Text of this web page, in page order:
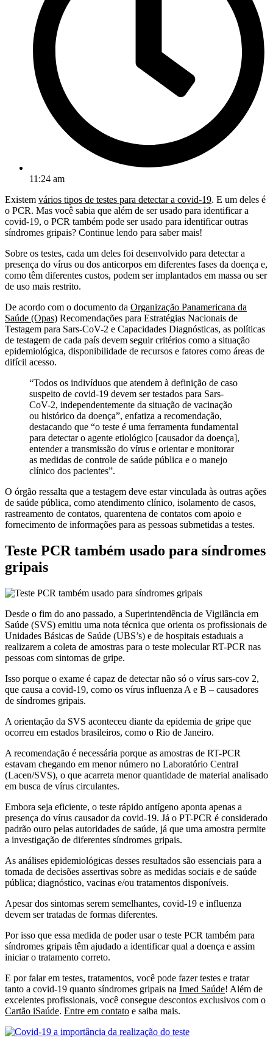
11:24 am
Existem vários tipos de testes para detectar a covid-19. E um deles é
o PCR. Mas você sabia que além de ser usado para identificar a
covid-19, o PCR também pode ser usado para identificar outras
síndromes gripais? Continue lendo para saber mais!
Sobre os testes, cada um deles foi desenvolvido para detectar a
presença do vírus ou dos anticorpos em diferentes fases da doença e,
como têm diferentes custos, podem ser implantados em massa ou ser
de uso mais restrito.
De acordo com o documento da Organização Panamericana da
Saúde (Opas) Recomendações para Estratégias Nacionais de
Testagem para Sars-CoV-2 e Capacidades Diagnósticas, as políticas
de testagem de cada país devem seguir critérios como a situação
epidemiológica, disponibilidade de recursos e fatores como áreas de
difícil acesso.
“Todos os indivíduos que atendem à definição de caso
suspeito de covid-19 devem ser testados para Sars-
CoV-2, independentemente da situação de vacinação
ou histórico da doença”, enfatiza a recomendação,
destacando que “o teste é uma ferramenta fundamental
para detectar o agente etiológico [causador da doença],
entender a transmissão do vírus e orientar e monitorar
as medidas de controle de saúde pública e o manejo
clínico dos pacientes”.
O órgão ressalta que a testagem deve estar vinculada às outras ações
de saúde pública, como atendimento clínico, isolamento de casos,
rastreamento de contatos, quarentena de contatos com apoio e
fornecimento de informações para as pessoas submetidas a testes.
Teste PCR também usado para síndromes
gripais
Desde o fim do ano passado, a Superintendência de Vigilância em
Saúde (SVS) emitiu uma nota técnica que orienta os profissionais de
Unidades Básicas de Saúde (UBS’s) e de hospitais estaduais a
realizarem a coleta de amostras para o teste molecular RT-PCR nas
pessoas com sintomas de gripe.
Isso porque o exame é capaz de detectar não só o vírus sars-cov 2,
que causa a covid-19, como os vírus influenza A e B – causadores
de síndromes gripais.
A orientação da SVS aconteceu diante da epidemia de gripe que
ocorreu em estados brasileiros, como o Rio de Janeiro.
A recomendação é necessária porque as amostras de RT-PCR
estavam chegando em menor número no Laboratório Central
(Lacen/SVS), o que acarreta menor quantidade de material analisado
em busca de vírus circulantes.
Embora seja eficiente, o teste rápido antígeno aponta apenas a
presença do vírus causador da covid-19. Já o PT-PCR é considerado
padrão ouro pelas autoridades de saúde, já que uma amostra permite
a investigação de diferentes síndromes gripais.
As análises epidemiológicas desses resultados são essenciais para a
tomada de decisões assertivas sobre as medidas sociais e de saúde
pública; diagnóstico, vacinas e/ou tratamentos disponíveis.
Apesar dos sintomas serem semelhantes, covid-19 e influenza
devem ser tratadas de formas diferentes.
Por isso que essa medida de poder usar o teste PCR também para
síndromes gripais têm ajudado a identificar qual a doença e assim
iniciar o tratamento correto.
E por falar em testes, tratamentos, você pode fazer testes e tratar
tanto a covid-19 quanto síndromes gripais na Imed Saúde! Além de
excelentes profissionais, você consegue descontos exclusivos com o
Cartão iSaúde. Entre em contato e saiba mais.